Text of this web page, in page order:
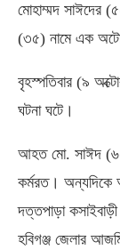
মোহাম্মদ সাঈদের (
(৩৫) নামে এক
বৃহস্পতিবার (৯
ঘটনা ঘটে।
আহত মো. সাঈদ (
কর্মরত। অন্যদিকে
দত্তপাড়া
হবিগঞ্জ জেলার